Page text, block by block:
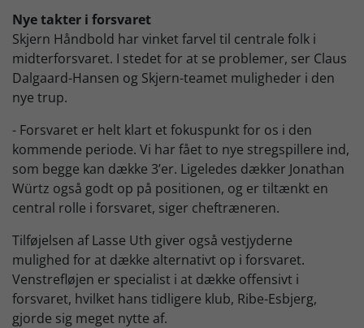
Nye takter i forsvaret
Skjern Håndbold har vinket farvel til centrale folk i
midterforsvaret. I stedet for at se problemer, ser Claus
Dalgaard-Hansen og Skjern-teamet muligheder i den
nye trup.
- Forsvaret er helt klart et fokuspunkt for os i den
kommende periode. Vi har fået to nye stregspillere ind,
som begge kan dække 3’er. Ligeledes dækker Jonathan
Würtz også godt op på positionen, og er tiltænkt en
central rolle i forsvaret, siger cheftræneren.
Tilføjelsen af Lasse Uth giver også vestjyderne
mulighed for at dække alternativt op i forsvaret.
Venstrefløjen er specialist i at dække offensivt i
forsvaret, hvilket hans tidligere klub, Ribe-Esbjerg,
gjorde sig meget nytte af.